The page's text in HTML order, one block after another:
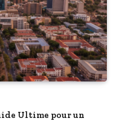
Ultime pour un